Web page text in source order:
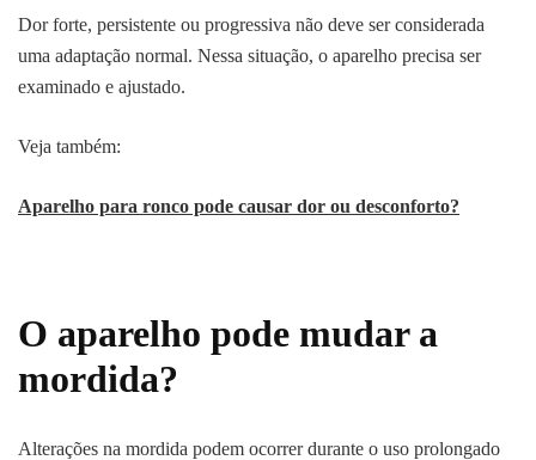
Dor forte, persistente ou progressiva não deve ser considerada
uma adaptação normal. Nessa situação, o aparelho precisa ser
examinado e ajustado.
Veja também:
Aparelho para ronco pode causar dor ou desconforto?
O aparelho pode mudar a
mordida?
Alterações na mordida podem ocorrer durante o uso prolongado